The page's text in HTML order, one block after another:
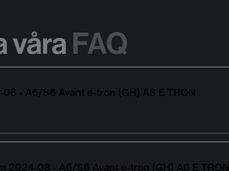
våraFAQ
- A6/S6 Avant e-tron (GH) A6 E TRON
2024-08 - A6/S6 Avant e-tron (GH) A6 E TRON